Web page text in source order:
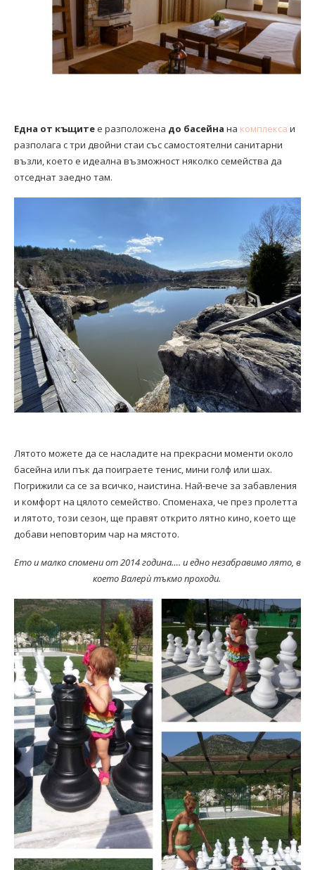
Една от къщитее разположена до басейна на комплекса и
разполага с три двойни стаи със самостоятелни санитарни
възли, което е идеална възможност няколко семейства да
отседнат заедно там.
Лятото можете да се насладите на прекрасни моменти около
басейна или пък да поиграете тенис, мини голф или шах.
Погрижили са се за всичко, наистина. Най-вече за забавления
и комфорт на цялото семейство. Споменаха, че през пролетта
и лятото, този сезон, ще правят открито лятно кино, което ще
добави неповторим чар на мястото.
Ето и малко спомени от 2014 година…. и едно незабравимо лято, в
което Валерѝ тъкмо проходи.